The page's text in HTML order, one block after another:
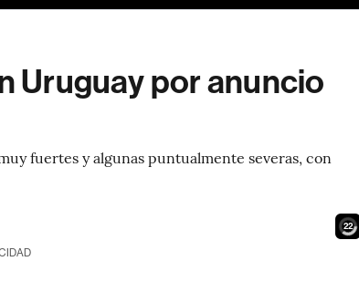
Uruguay por anuncio
fuertes y algunas puntualmente severas, con
20